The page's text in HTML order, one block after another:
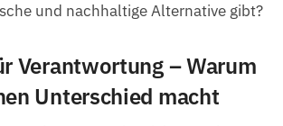
und nachhaltige Alternative gibt?
Verantwortung – Warum
Unterschied macht